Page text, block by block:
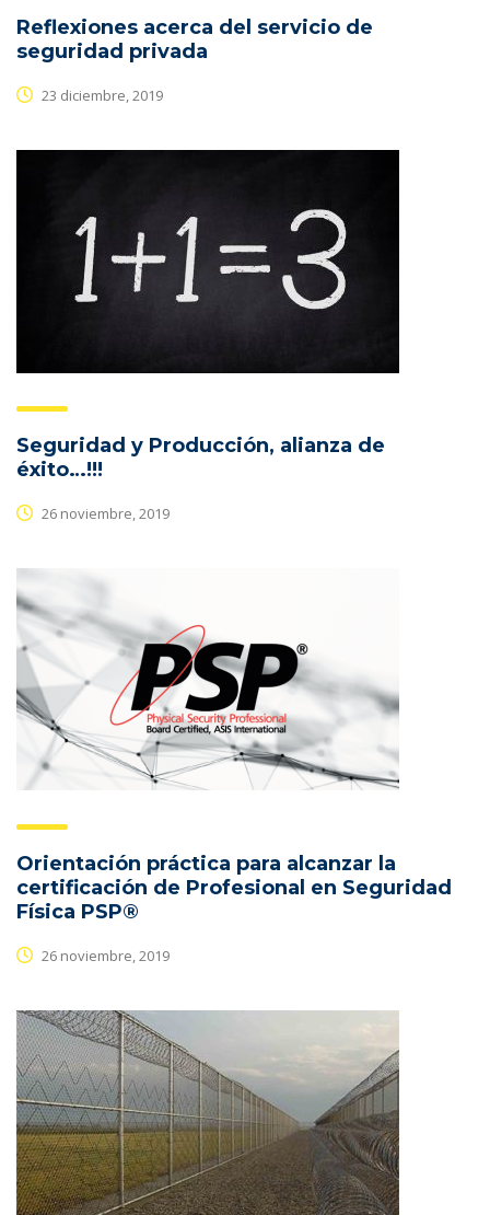
Reflexiones acerca del servicio de
seguridad privada
23 diciembre, 2019
Seguridad y Producción, alianza de
éxito…!!!
26 noviembre, 2019
Orientación práctica para alcanzar la
certificación de Profesional en Seguridad
Física PSP®
26 noviembre, 2019